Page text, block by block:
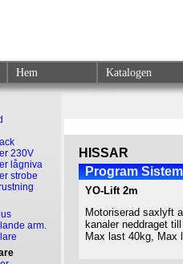
230V
lågniva
strobe
arm.
HISSAR
Program Sistem
YO-Lift 2m
Motoriserad saxlyft
kanaler neddraget
Max last 40kg, Max
Hem Katalogen